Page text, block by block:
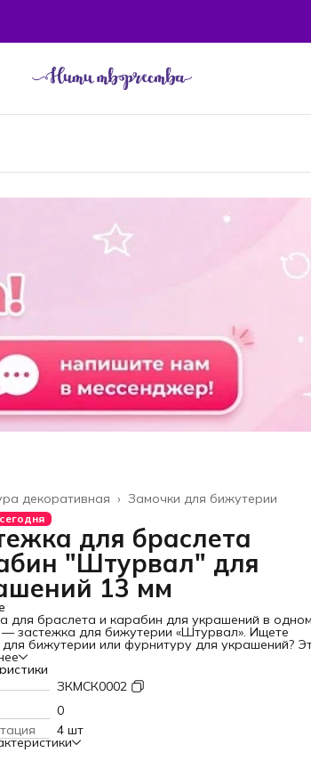
Замочки для бижутерии
декоративная ›
›
для браслета
"Штурвал" для
13 мм
для браслета и карабин для украшений в одном
— застежка для бижутерии «Штурвал». Ищете
бижутерии или фурнитуру для украшений?
браслета и застежка для цепочки подойдут для
вам уникальную фурнитуру для бижутерии,
изюминку вашим творениям. Застежка в
— это не просто элемент соединения, а
дополнение, способное украсить любое
из качественного бижутерного сплава, эта
для рукоделия гарантирует долговечность и
ЗКМСК0002
0
4 шт